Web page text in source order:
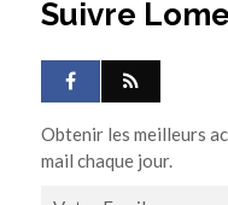
Suivre
Obtenir les meilleurs
mail chaque jour.